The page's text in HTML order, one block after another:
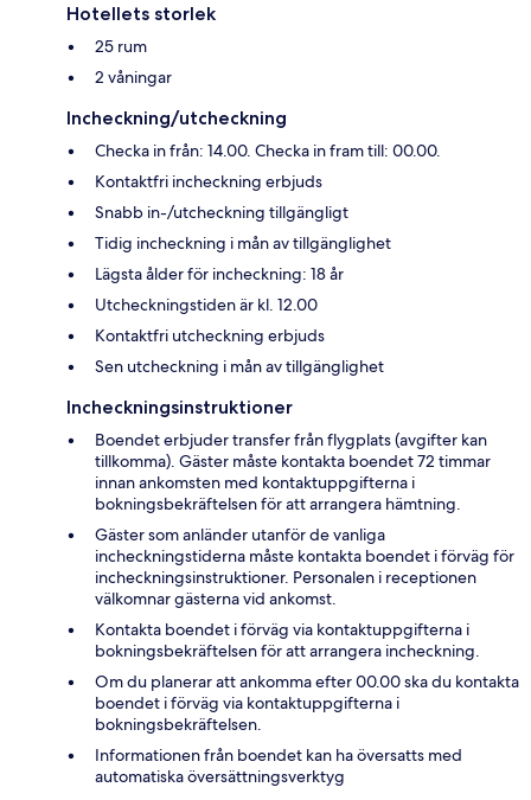
Hotellets storlek
25 rum
2 våningar
Incheckning/utcheckning
Checka in från: 14.00. Checka in fram till: 00.00.
Kontaktfri incheckning erbjuds
Snabb in-/utcheckning tillgängligt
Tidig incheckning i mån av tillgänglighet
Lägsta ålder för incheckning: 18 år
Utcheckningstiden är kl. 12.00
Kontaktfri utcheckning erbjuds
Sen utcheckning i mån av tillgänglighet
Incheckningsinstruktioner
Boendet erbjuder transfer från flygplats (avgifter kan
tillkomma). Gäster måste kontakta boendet 72 timmar
innan ankomsten med kontaktuppgifterna i
bokningsbekräftelsen för att arrangera hämtning.
Gäster som anländer utanför de vanliga
incheckningstiderna måste kontakta boendet i förväg för
incheckningsinstruktioner. Personalen i receptionen
välkomnar gästerna vid ankomst.
Kontakta boendet i förväg via kontaktuppgifterna i
bokningsbekräftelsen för att arrangera incheckning.
Om du planerar att ankomma efter 00.00 ska du kontakta
boendet i förväg via kontaktuppgifterna i
bokningsbekräftelsen.
Informationen från boendet kan ha översatts med
automatiska översättningsverktyg